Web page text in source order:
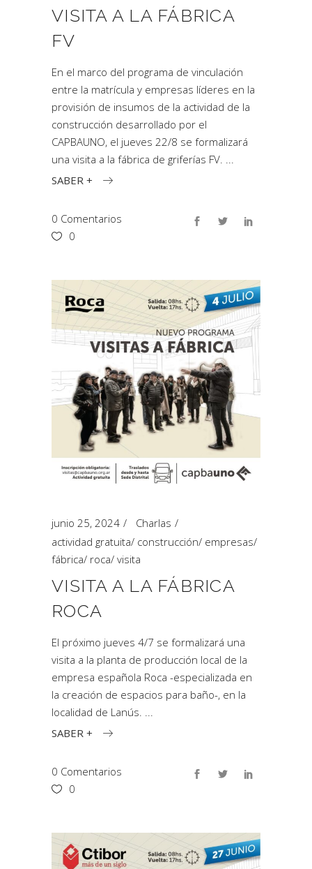
VISITA A LA FÁBRICA
FV
En el marco del programa de vinculación
entre la matrícula y empresas líderes en la
provisión de insumos de la actividad de la
construcción desarrollado por el
CAPBAUNO, el jueves 22/8 se formalizará
una visita a la fábrica de griferías FV.
SABER +
0 Comentarios
0
junio 25, 2024
Charlas
actividad gratuita/ construcción/ empresas/
fábrica/ roca/ visita
VISITA A LA FÁBRICA
ROCA
El próximo jueves 4/7 se formalizará una
visita a la planta de producción local de la
empresa española Roca -especializada en
la creación de espacios para baño-, en la
localidad de Lanús.
SABER +
0 Comentarios
0